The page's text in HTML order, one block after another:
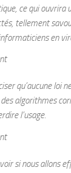
ce qui ouvrira
tellement
en
qu’aucune loi
algorithmes
l’usage.
si nous allons